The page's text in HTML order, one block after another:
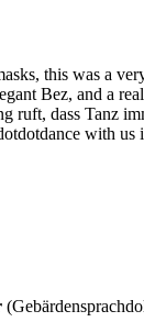
this was a
Bez, and a
ruft, dass Tanz
with us